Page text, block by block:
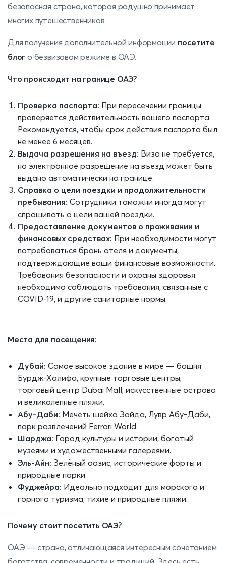
безопасная страна, которая радушно принимает
многих путешественников.
Для получения дополнительной информации посетите
блог о безвизовом режиме в ОАЭ.
Что происходит на границе ОАЭ?
Проверка паспорта: При пересечении границы
проверяется действительность вашего паспорта.
Рекомендуется, чтобы срок действия паспорта был
не менее 6 месяцев.
Выдача разрешения на въезд: Виза не требуется,
но электронное разрешение на въезд может быть
выдано автоматически на границе.
Справка о цели поездки и продолжительности
пребывания: Сотрудники таможни иногда могут
спрашивать о цели вашей поездки.
Предоставление документов о проживании и
финансовых средствах: При необходимости могут
потребоваться бронь отеля и документы,
подтверждающие ваши финансовые возможности.
Требования безопасности и охраны здоровья:
необходимо соблюдать требования, связанные с
COVID-19, и другие санитарные нормы.
Места для посещения:
Дубай: Самое высокое здание в мире — башня
Бурдж-Халифа, крупные торговые центры,
торговый центр Dubai Mall, искусственные острова
и великолепные пляжи.
Абу-Даби: Мечеть шейха Зайда, Лувр Абу-Даби,
парк развлечений Ferrari World.
Шарджа: Город культуры и истории, богатый
музеями и художественными галереями.
Эль-Айн: Зелёный оазис, исторические форты и
природные парки.
Фуджейра: Идеально подходит для морского и
горного туризма, тихие и природные пляжи.
Почему стоит посетить ОАЭ?
ОАЭ — страна, отличающаяся интересным сочетанием